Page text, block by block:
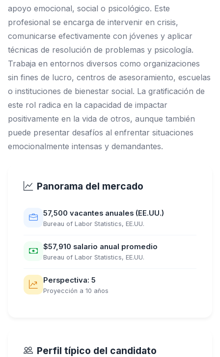
apoyo emocional, social o psicológico. Este
profesional se encarga de intervenir en crisis,
comunicarse efectivamente con jóvenes y aplicar
técnicas de resolución de problemas y psicología.
Trabaja en entornos diversos como organizaciones
sin fines de lucro, centros de asesoramiento, escuelas
o instituciones de bienestar social. La gratificación de
este rol radica en la capacidad de impactar
positivamente en la vida de otros, aunque también
puede presentar desafíos al enfrentar situaciones
emocionalmente intensas y demandantes.
Panorama del mercado
57,500 vacantes anuales (EE.UU.)
Bureau of Labor Statistics, EE.UU.
$57,910 salario anual promedio
Bureau of Labor Statistics, EE.UU.
Perspectiva: 5
Proyección a 10 años
Perfil típico del candidato